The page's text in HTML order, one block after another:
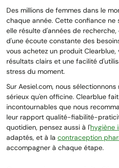
Des millions de femmes dans le
chaque année. Cette confiance ne
elle résulte d'années de
d'une écoute constante des
vous achetez un produit Clearblue,
résultats clairs et une facilité
stress du moment.
Sur Aesiel.com, nous
sérieux qu'en officine. Clearblue
incontournables que nous
leur rapport qualité-fiabilité-
quotidien, pensez aussi à l'hygiène
adaptés, et à la contraception
accompagner à chaque étape.